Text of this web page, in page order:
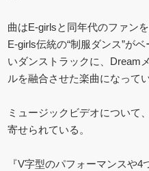
曲はE-girlsと同年代のファン
E-girls伝統の“制服ダンス”が
いダンストラックに、Dream
ルを融合させた楽曲になってい
ミュージックビデオについて
寄せられている。
『V字型のパフォーマンスや